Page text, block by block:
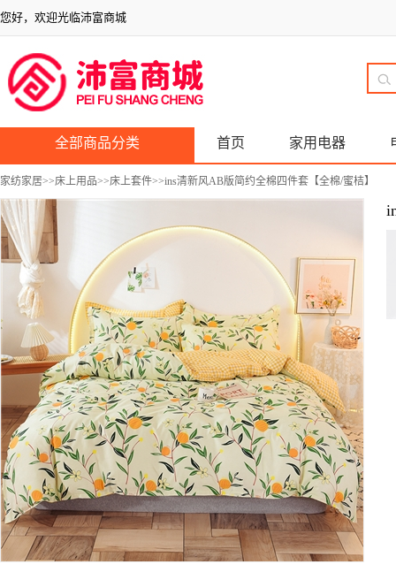
您好，欢迎光临沛富商城
全部商品分类 首页 家用电器
家纺家居>>床上用品>>床上套件>>ins清新风AB版简约全棉四件套【全棉/蜜桔】